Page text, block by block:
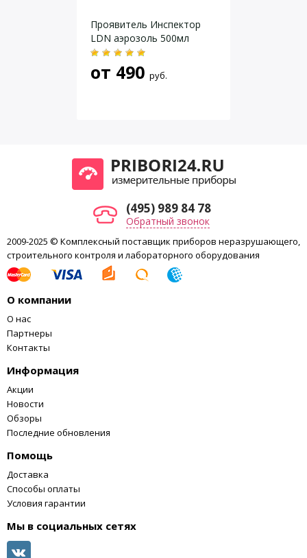
Проявитель Инспектор
LDN аэрозоль 500мл
от 490 руб.
(495) 989 84 78
Обратный звонок
2009-2025 © Комплексный поставщик приборов неразрушающего,
строительного контроля и лабораторного оборудования
О компании
О нас
Партнеры
Контакты
Информация
Акции
Новости
Обзоры
Последние обновления
Помощь
Доставка
Способы оплаты
Условия гарантии
Мы в социальных сетях